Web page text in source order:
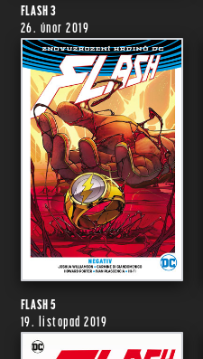
FLASH 3
26. únor 2019
FLASH 5
19. listopad 2019